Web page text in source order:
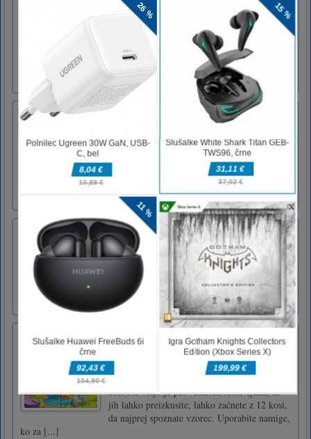
igranje sestavljanke. S slikami visoke
ločljivosti neposredno iz izjemne igre
Minecraft se boste zelo zabavali pri
sestavljanju kosov. Igranje je preprosto in
enostavno – samo sestavite koščke
sestavljanke, da razkrijete celotno sliko.Na [...]
Velika uganka v Avstraliji
zamenjava sestavljanke ... Ponovno sestavite 8
slik v tej popolni ugankarski igri. Če želite
rešiti to uganko, morate postaviti 216 kosov v
pravilnem vrstnem redu. Izkoristite prosti čas
in se zabavajte!Za igranje uporabite miško
Resnična mestna vožnja 2
Izberite različne super avtomobile in jih čim
hitreje vozite po mestu.WASD - Prostor za
pogon - Zavora C - Zamenjajte kamero
Sestavljanka: Vas
Tukaj je tradicionalna 2D igra sestavljanke,
imenovana Jigsaw Puzzle: Village. Vaša
naloga je uskladiti vse dele tam, kjer bi morali
biti. Na voljo je pet velikosti sestavljank, ki
jih lahko preizkusite, lahko začnete z 12 kosi,
da najprej spoznate vzorec. Uporabite namige,
ko za [...]